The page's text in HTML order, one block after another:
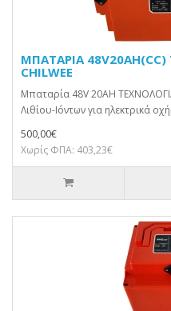
ΜΠΑΤΑΡΙΑ
CHILWEE
Μπαταρία 48V 20AH
Λιθίου-Ιόντων για ηλεκτρικά
500,00€
Χωρίς ΦΠΑ: 403,23€